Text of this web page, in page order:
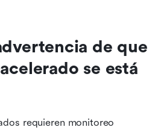
de que
se está
requieren monitoreo